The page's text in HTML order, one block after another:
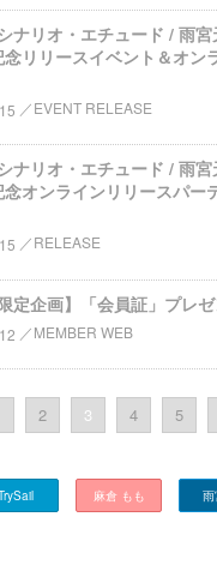
ナリオ・エチュード / 雨
リリースイベント＆オン
EVENT RELEASE
ナリオ・エチュード / 雨
オンラインリリースパー
RELEASE
定企画】「会員証」プレゼ
MEMBER WEB
2 3 4 5
麻倉 もも 雨